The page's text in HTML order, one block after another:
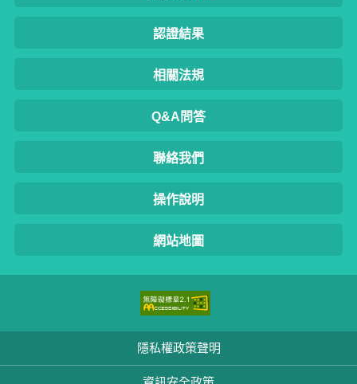
認證結果
相關法規
Q&A問答
聯絡我們
操作說明
網站地圖
隱私權政策聲明